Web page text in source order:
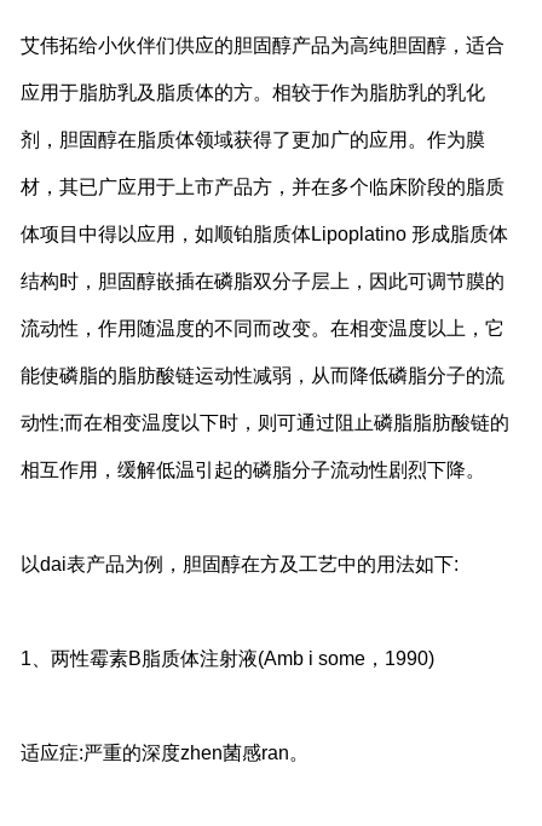
艾伟拓给小伙伴们供应的胆固醇产品为高纯胆固醇，适合
应用于脂肪乳及脂质体的方。相较于作为脂肪乳的乳化
剂，胆固醇在脂质体领域获得了更加广的应用。作为膜
材，其已广应用于上市产品方，并在多个临床阶段的脂质
体项目中得以应用，如顺铂脂质体Lipoplatino 形成脂质体
结构时，胆固醇嵌插在磷脂双分子层上，因此可调节膜的
流动性，作用随温度的不同而改变。在相变温度以上，它
能使磷脂的脂肪酸链运动性减弱，从而降低磷脂分子的流
动性;而在相变温度以下时，则可通过阻止磷脂脂肪酸链的
相互作用，缓解低温引起的磷脂分子流动性剧烈下降。
以dai表产品为例，胆固醇在方及工艺中的用法如下:
1、两性霉素B脂质体注射液(Amb i some，1990)
适应症:严重的深度zhen菌感ran。